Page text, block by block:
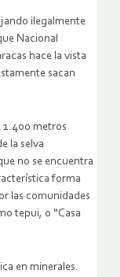
ilegalmente
Nacional
hace la vista
sacan
1.400 metros
la selva
no se encuentra
forma
las comunidades
tepui, o “Casa
en minerales.